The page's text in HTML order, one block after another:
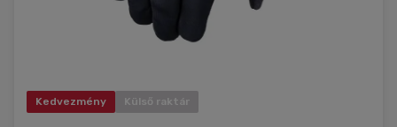
Kedvezmény Külső raktár